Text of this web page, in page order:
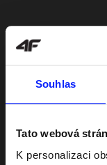
Souhlas
Tato webová
K personalizaci